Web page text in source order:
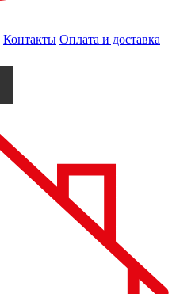
Контакты Оплата и доставка